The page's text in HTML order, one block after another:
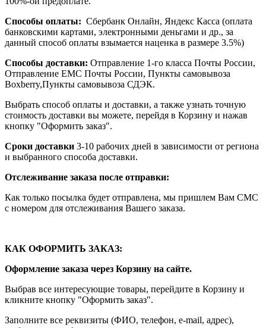
Способы оплаты: Сбербанк Онлайн, Яндекс Касса (оплата
банковскими картами, электронными деньгами и др., за
данный способ оплаты взымается наценка в размере 3.5%)
Способы доставки: Отправление 1-го класса Почты России,
Отправление ЕМС Почты России, Пункты самовывоза
Boxberry,Пункты самовывоза СДЭК.
Выбрать способ оплаты и доставки, а также узнать точную
стоимость доставки вы можете, перейдя в Корзину и нажав
кнопку "Оформить заказ".
Сроки доставки 3-10 рабочих дней в зависимости от региона
и выбранного способа доставки.
Отслеживание заказа после отправки:
Как только посылка будет отправлена, мы пришлем Вам СМС
с номером для отслеживания Вашего заказа.
КАК ОФОРМИТЬ ЗАКАЗ:
Оформление заказа через Корзину на сайте.
Выбрав все интересующие товары, перейдите в Корзину и
кликните кнопку "Оформить заказ".
Заполните все реквизиты (ФИО, телефон, e-mail, адрес),